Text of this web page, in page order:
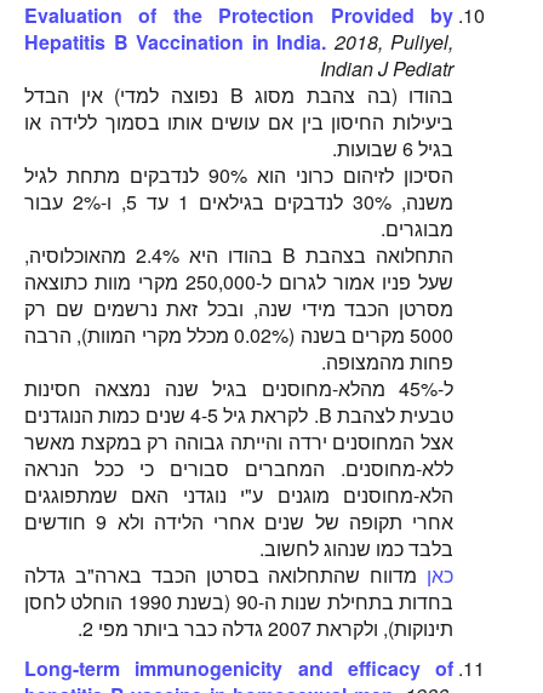
Evaluation of the Protection Provided by
Hepatitis B Vaccination in India. 2018, Puliyel,
Indian J Pediatr
בהודו (בה צהבת מסוג B נפוצה למדי) אין הבדל
ביעילות החיסון בין אם עושים אותו בסמוך ללידה או
בגיל 6 שבועות.
הסיכון לזיהום כרוני הוא 90% לנדבקים מתחת לגיל
משנה, 30% לנדבקים בגילאים 1 עד 5, ו-2% עבור
מבוגרים.
התחלואה בצהבת B בהודו היא 2.4% מהאוכלוסיה,
שעל פניו אמור לגרום ל-250,000 מקרי מוות כתוצאה
מסרטן הכבד מידי שנה, ובכל זאת נרשמים שם רק
5000 מקרים בשנה (0.02% מכלל מקרי המוות), הרבה
פחות מהמצופה.
ל-45% מהלא-מחוסנים בגיל שנה נמצאה חסינות
טבעית לצהבת B. לקראת גיל 4-5 שנים כמות הנוגדנים
אצל המחוסנים ירדה והייתה גבוהה רק במקצת מאשר
ללא-מחוסנים. המחברים סבורים כי ככל הנראה
הלא-מחוסנים מוגנים ע"י נוגדני האם שמתפוגגים
אחרי תקופה של שנים אחרי הלידה ולא 9 חודשים
בלבד כמו שנהוג לחשוב.
כאן מדווח שהתחלואה בסרטן הכבד בארה"ב גדלה
בחדות בתחילת שנות ה-90 (בשנת 1990 הוחלט לחסן
תינוקות), ולקראת 2007 גדלה כבר ביותר מפי 2.
Long-term immunogenicity and efficacy of